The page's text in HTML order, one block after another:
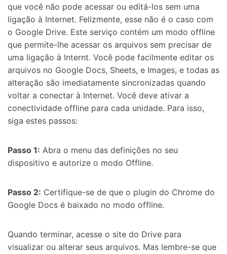
que você não pode acessar ou editá-los sem uma
ligação à Internet. Felizmente, esse não é o caso com
o Google Drive. Este serviço contém um modo offline
que permite-lhe acessar os arquivos sem precisar de
uma ligação à Internt. Você pode facilmente editar os
arquivos no Google Docs, Sheets, e Images, e todas as
alteração são imediatamente sincronizadas quando
voltar a conectar à Internet. Você deve ativar a
conectividade offline para cada unidade. Para isso,
siga estes passos:
Passo 1: Abra o menu das definições no seu
dispositivo e autorize o modo Offline.
Passo 2: Certifique-se de que o plugin do Chrome do
Google Docs é baixado no modo offline.
Quando terminar, acesse o site do Drive para
visualizar ou alterar seus arquivos. Mas lembre-se que